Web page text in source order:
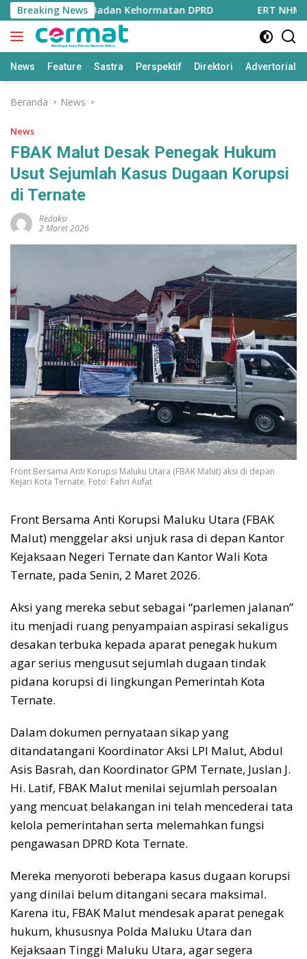
Langsung
ke
konten
Breaking News
Berakhir di Badan Kehormatan DPRD ERT NHM
News Feature Sastra Perspektif Direktori Advertorial
Beranda News
News
FBAK Malut Desak Penegak Hukum
Usut Sejumlah Kasus Dugaan Korupsi
di Ternate
Redaksi
2 Maret 2026
Front Bersama Anti Korupsi Maluku Utara (FBAK Malut) aksi di depan
Kejari Kota Ternate. Foto: Fahri Aufat
Front Bersama Anti Korupsi Maluku Utara (FBAK
Malut) menggelar aksi unjuk rasa di depan Kantor
Kejaksaan Negeri Ternate dan Kantor Wali Kota
Ternate, pada Senin, 2 Maret 2026.
Aksi yang mereka sebut sebagai “parlemen jalanan”
itu menjadi ruang penyampaian aspirasi sekaligus
desakan terbuka kepada aparat penegak hukum
agar serius mengusut sejumlah dugaan tindak
pidana korupsi di lingkungan Pemerintah Kota
Ternate.
Dalam dokumen pernyataan sikap yang
ditandatangani Koordinator Aksi LPI Malut, Abdul
Asis Basrah, dan Koordinator GPM Ternate, Juslan J.
Hi. Latif, FBAK Malut menilai sejumlah persoalan
yang mencuat belakangan ini telah mencederai tata
kelola pemerintahan serta melemahkan fungsi
pengawasan DPRD Kota Ternate.
Mereka menyoroti beberapa kasus dugaan korupsi
yang dinilai belum ditangani secara maksimal.
Karena itu, FBAK Malut mendesak aparat penegak
hukum, khususnya Polda Maluku Utara dan
Kejaksaan Tinggi Maluku Utara, agar segera